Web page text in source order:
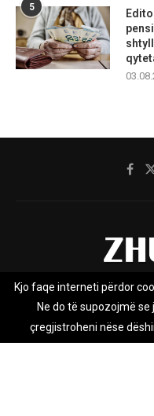
5
Rreth nesh
Zhurnal.mk është Agjenci e
Kjo faqe interneti përdor
Ne do të supozojmë
çregjistroheni nëse